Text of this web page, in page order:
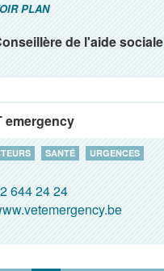
PLAN
de l'aide sociale
emergency
SANTÉ URGENCES
644 24 24